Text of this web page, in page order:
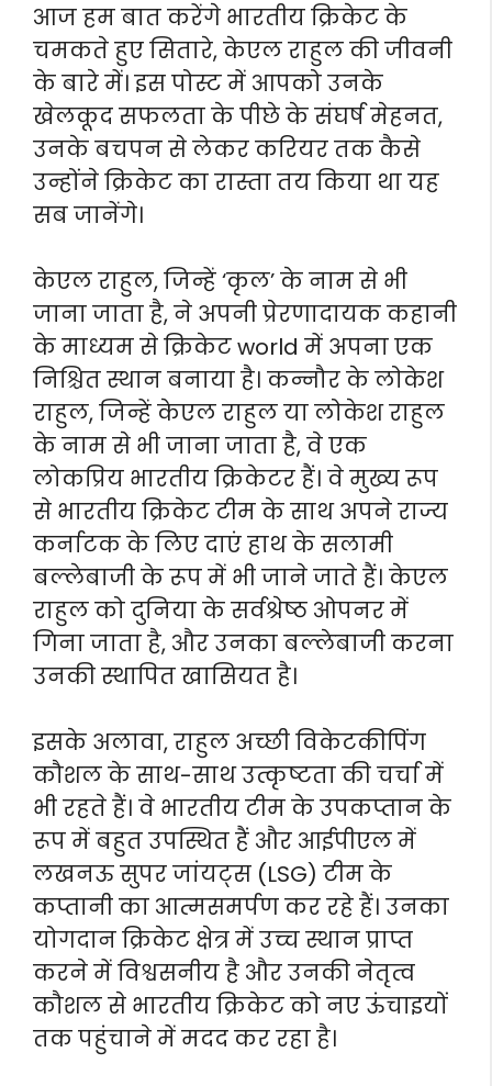
आज हम बात करेंगे भारतीय क्रिकेट के
चमकते हुए सितारे, केएल राहुल की जीवनी
के बारे में। इस पोस्ट में आपको उनके
खेलकूद सफलता के पीछे के संघर्ष मेहनत,
उनके बचपन से लेकर करियर तक कैसे
उन्होंने क्रिकेट का रास्ता तय किया था यह
सब जानेंगे।
केएल राहुल, जिन्हें ‘कृल’ के नाम से भी
जाना जाता है, ने अपनी प्रेरणादायक कहानी
के माध्यम से क्रिकेट world में अपना एक
निश्चित स्थान बनाया है। कन्नौर के लोकेश
राहुल, जिन्हें केएल राहुल या लोकेश राहुल
के नाम से भी जाना जाता है, वे एक
लोकप्रिय भारतीय क्रिकेटर हैं। वे मुख्य रूप
से भारतीय क्रिकेट टीम के साथ अपने राज्य
कर्नाटक के लिए दाएं हाथ के सलामी
बल्लेबाजी के रूप में भी जाने जाते हैं। केएल
राहुल को दुनिया के सर्वश्रेष्ठ ओपनर में
गिना जाता है, और उनका बल्लेबाजी करना
उनकी स्थापित खासियत है।
इसके अलावा, राहुल अच्छी विकेटकीपिंग
कौशल के साथ-साथ उत्कृष्टता की चर्चा में
भी रहते हैं। वे भारतीय टीम के उपकप्तान के
रूप में बहुत उपस्थित हैं और आईपीएल में
लखनऊ सुपर जांयट्स (LSG) टीम के
कप्तानी का आत्मसमर्पण कर रहे हैं। उनका
योगदान क्रिकेट क्षेत्र में उच्च स्थान प्राप्त
करने में विश्वसनीय है और उनकी नेतृत्व
कौशल से भारतीय क्रिकेट को नए ऊंचाइयों
तक पहुंचाने में मदद कर रहा है।